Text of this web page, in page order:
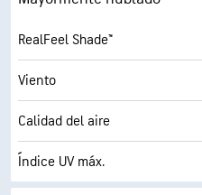
Punto de rocío
AccuLumen Brightness Index™
Nubosidad
Visibilidad
RealFeel Shade™
Viento
Calidad del aire
Índice UV máx.